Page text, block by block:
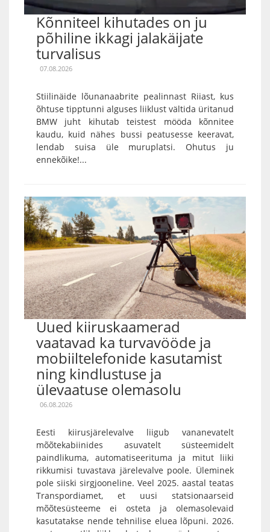
Kõnniteel kihutades on ju
põhiline ikkagi jalakäijate
turvalisus
07.08.2026
Stiilinäide lõunanaabrite pealinnast Riiast, kus
õhtuse tipptunni alguses liiklust vältida üritanud
BMW juht kihutab teistest mööda kõnnitee
kaudu, kuid nähes bussi peatusesse keeravat,
lendab suisa üle muruplatsi. Ohutus ju
ennekõike!...
Uued kiiruskaamerad
vaatavad ka turvavööde ja
mobiiltelefonide kasutamist
ning kindlustuse ja
ülevaatuse olemasolu
06.08.2026
Eesti kiirusjärelevalve liigub vananevatelt
mõõtekabiinides asuvatelt süsteemidelt
paindlikuma, automatiseerituma ja mitut liiki
rikkumisi tuvastava järelevalve poole. Üleminek
pole siiski sirgjooneline. Veel 2025. aastal teatas
Transpordiamet, et uusi statsionaarseid
mõõtesüsteeme ei osteta ja olemasolevaid
kasutatakse nende tehnilise eluea lõpuni. 2026.